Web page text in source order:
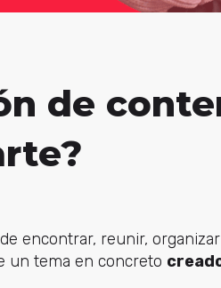
de
encontrar, reunir,
un tema en concreto